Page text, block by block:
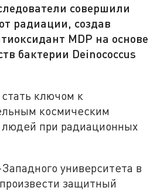
совершили
радиации, создав
MDP на основе
бактерии Deinococcus
ключом к
космическим
при радиационных
университета в
защитный